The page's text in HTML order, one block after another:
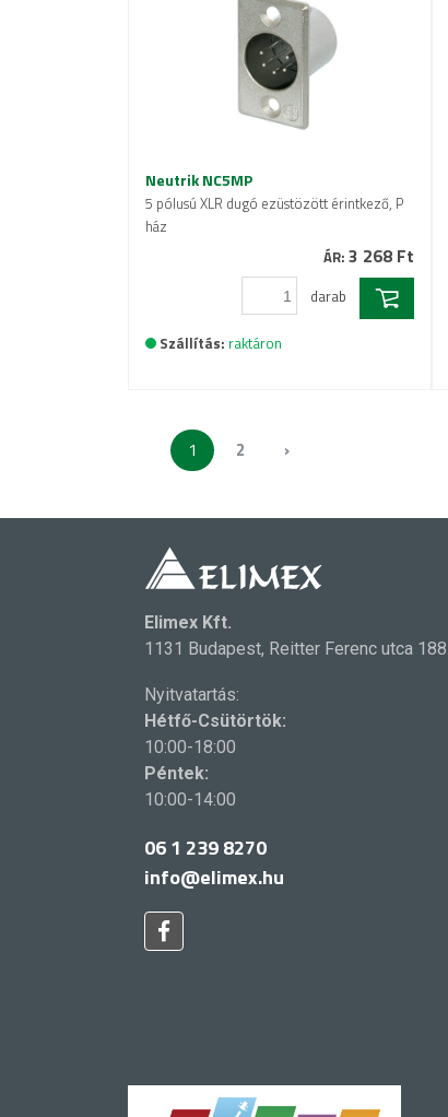
Neutrik NC5MP
5 pólusú XLR dugó ezüstözött érintkező, P
ház
ÁR: 3 268 Ft
darab
Szállítás: raktáron
1 2 ›
Elimex Kft.
1131 Budapest, Reitter Ferenc utca 188.
Nyitvatartás:
Hétfő-Csütörtök:
10:00-18:00
Péntek:
10:00-14:00
06 1 239 8270
info@elimex.hu